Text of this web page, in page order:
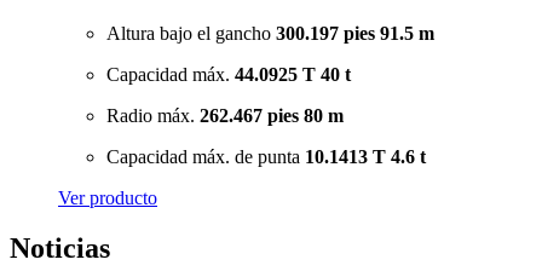
Altura bajo el gancho 300.197 pies 91.5 m
Capacidad máx. 44.0925 T 40 t
Radio máx. 262.467 pies 80 m
Capacidad máx. de punta 10.1413 T 4.6 t
Ver producto
Noticias